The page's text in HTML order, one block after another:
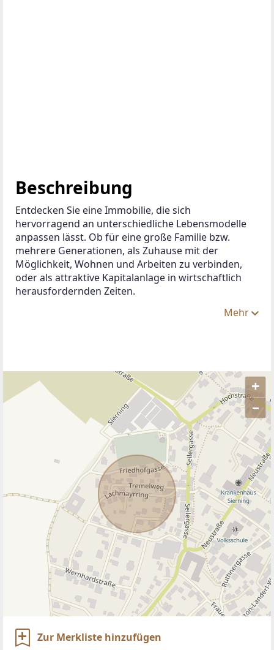
Beschreibung
Entdecken Sie eine Immobilie, die sich
hervorragend an unterschiedliche Lebensmodelle
anpassen lässt. Ob für eine große Familie bzw.
mehrere Generationen, als Zuhause mit der
Möglichkeit, Wohnen und Arbeiten zu verbinden,
oder als attraktive Kapitalanlage in wirtschaftlich
herausfordernden Zeiten.
Mehr
+
–
ANBIETER KONTAKTIEREN
Zur Merkliste hinzufügen